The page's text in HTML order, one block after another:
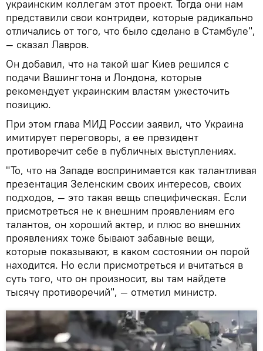
украинским коллегам этот проект. Тогда они нам
представили свои контридеи, которые радикально
отличались от того, что было сделано в Стамбуле",
— сказал Лавров.
Он добавил, что на такой шаг Киев решился с
подачи Вашингтона и Лондона, которые
рекомендует украинским властям ужесточить
позицию.
При этом глава МИД России заявил, что Украина
имитирует переговоры, а ее президент
противоречит себе в публичных выступлениях.
"То, что на Западе воспринимается как талантливая
презентация Зеленским своих интересов, своих
подходов, — это такая вещь специфическая. Если
присмотреться не к внешним проявлениям его
талантов, он хороший актер, и плюс во внешних
проявлениях тоже бывают забавные вещи,
которые показывают, в каком состоянии он порой
находится. Но если присмотреться и вчитаться в
суть того, что он произносит, вы там найдете
тысячу противоречий", — отметил министр.